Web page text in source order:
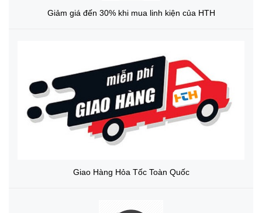
Giảm giá đến 30% khi mua linh kiện của HTH
Giao Hàng Hỏa Tốc Toàn Quốc